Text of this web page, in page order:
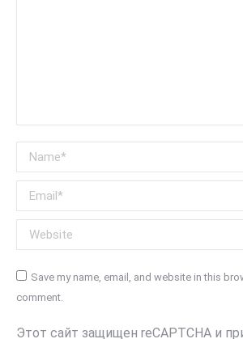
Name *
Email *
Website
Save my name, email, and website in this
comment.
Этот сайт защищен reCAPTCHA и